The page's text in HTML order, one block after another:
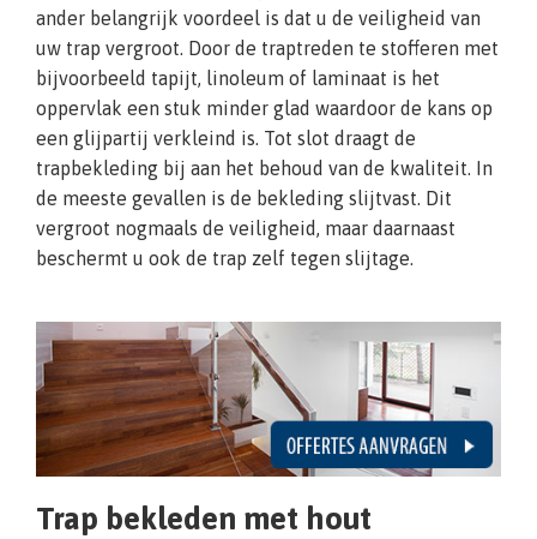
ander belangrijk voordeel is dat u de veiligheid van
uw trap vergroot. Door de traptreden te stofferen met
bijvoorbeeld tapijt, linoleum of laminaat is het
oppervlak een stuk minder glad waardoor de kans op
een glijpartij verkleind is. Tot slot draagt de
trapbekleding bij aan het behoud van de kwaliteit. In
de meeste gevallen is de bekleding slijtvast. Dit
vergroot nogmaals de veiligheid, maar daarnaast
beschermt u ook de trap zelf tegen slijtage.
Trap bekleden met hout